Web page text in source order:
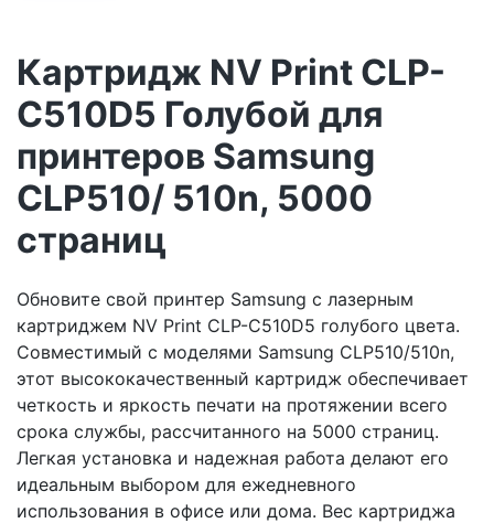
Картридж NV Print CLP-
C510D5 Голубой для
принтеров Samsung
CLP510/ 510n, 5000
страниц
Обновите свой принтер Samsung с лазерным
картриджем NV Print CLP-C510D5 голубого цвета.
Совместимый с моделями Samsung CLP510/510n,
этот высококачественный картридж обеспечивает
четкость и яркость печати на протяжении всего
срока службы, рассчитанного на 5000 страниц.
Легкая установка и надежная работа делают его
идеальным выбором для ежедневного
использования в офисе или дома. Вес картриджа